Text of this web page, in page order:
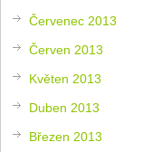
Červenec 2013
Červen 2013
Květen 2013
Duben 2013
Březen 2013